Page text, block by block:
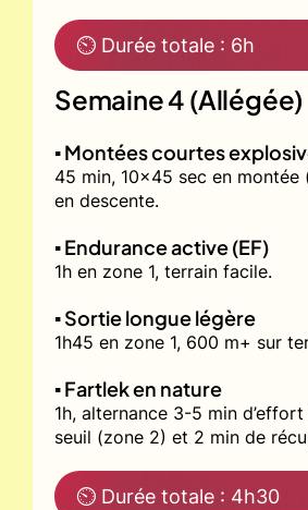
⏲ Durée totale : 6h
Semaine 4 (Allégée)
▪️ Montées courtes
45 min, 10x45 sec en montée
en descente.
▪️ Endurance active (EF)
1h en zone 1, terrain facile.
▪️ Sortie longue légère
1h45 en zone 1, 600 m+ sur
▪️ Fartlek en nature
1h, alternance 3-5 min
seuil (zone 2) et 2 min de
⏲ Durée totale : 4h30